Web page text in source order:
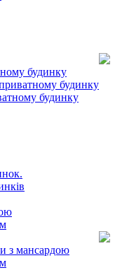
будинку
будинку
будинку
з мансардою